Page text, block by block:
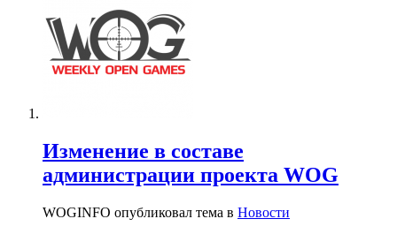
Изменение в составе
администрации проекта WOG
WOGINFO опубликовал тема в Новости